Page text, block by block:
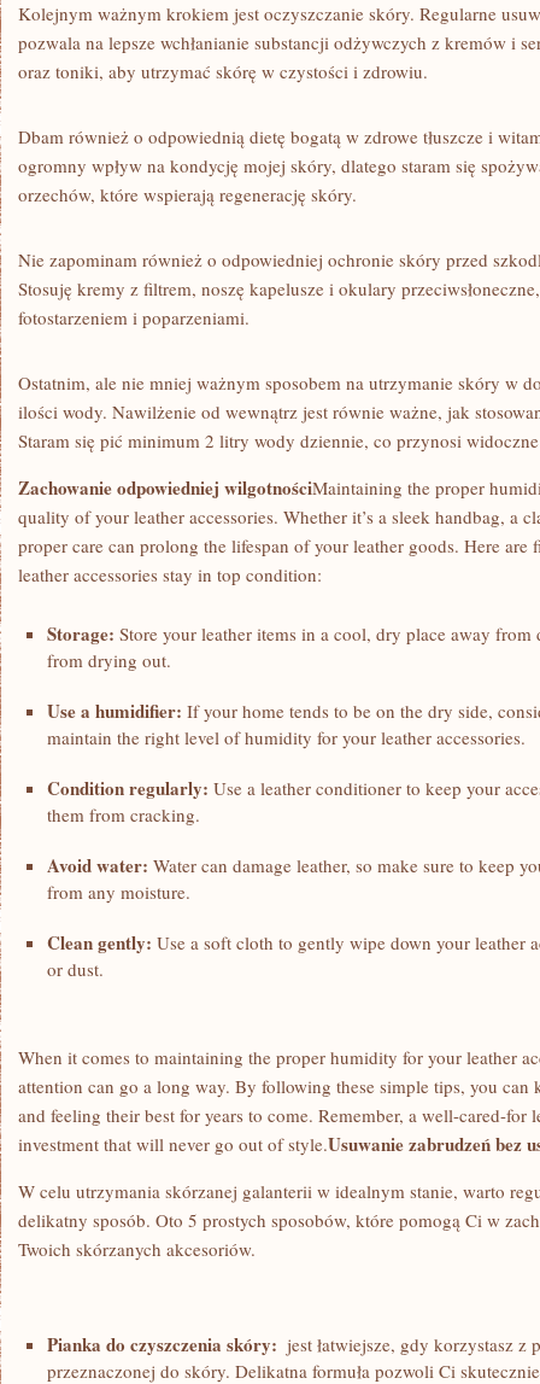
Kolejnym ważnym krokiem jest oczyszczanie skóry. Regularne
pozwala na lepsze wchłanianie substancji odżywczych ⁢z kremów‍ i
oraz toniki, aby utrzymać skórę w czystości ‌i zdrowiu.
Dbam również o odpowiednią dietę bogatą w zdrowe tłuszcze i
ogromny wpływ na kondycję mojej skóry, dlatego staram się
orzechów,‌ które⁢ wspierają regenerację skóry.
Nie ‍zapominam również o odpowiedniej ochronie skóry przed
Stosuję kremy z filtrem, noszę kapelusze i okulary
fotostarzeniem i poparzeniami.
Ostatnim, ale‌ nie mniej ważnym sposobem⁢ na utrzymanie​ skóry w
ilości wody. Nawilżenie od⁤ wewnątrz jest równie‌ ważne, jak
Staram się⁢ pić minimum 2 litry wody dziennie, co przynosi
Zachowanie odpowiedniej wilgotnościMaintaining the⁢ proper
quality of your‍ leather accessories. Whether it’s a sleek handbag,⁣ a
proper care can prolong the lifespan of your leather‍ goods. Here are
leather accessories stay in top condition:
Storage: Store your leather items in a cool, dry place away
from drying out.
Use a humidifier: If your home tends ‍to be on‌ the dry side,
maintain the right level of ⁤humidity for your leather accessories.
Condition regularly: Use a leather conditioner ‌to keep your
them from cracking.
Avoid water: Water can damage leather, so make sure to keep
from any moisture.
Clean gently: Use ⁣a soft cloth to gently wipe down your leather
or dust.
When it comes to maintaining the proper humidity for your leather
attention can go a long way. By following these ‍simple tips, you can
and ​feeling their best for years to ​come. Remember, a well-cared-for
investment that will never go out of style.Usuwanie zabrudzeń bez
W celu utrzymania⁣ skórzanej‍ galanterii w ⁤idealnym stanie, warto
delikatny sposób. Oto 5 prostych sposobów, które pomogą Ci⁤ w
Twoich skórzanych ⁤akcesoriów.
Pianka do czyszczenia skóry:
jest łatwiejsze, gdy korzystasz
przeznaczonej do skóry. Delikatna formuła pozwoli Ci